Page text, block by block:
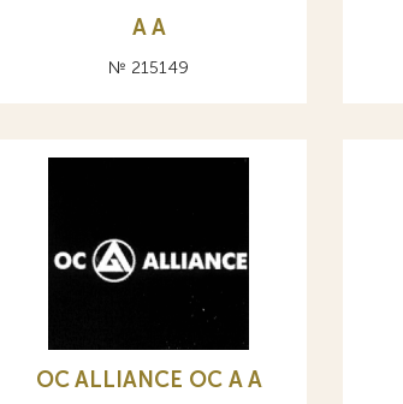
A А
№ 215149
OC ALLIANCE ОС A А